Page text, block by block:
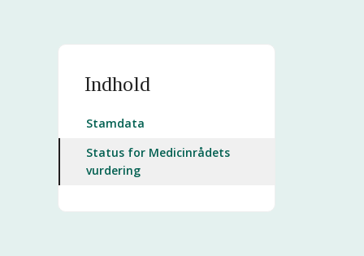
Indhold
Stamdata
Status for Medicinrådets
vurdering